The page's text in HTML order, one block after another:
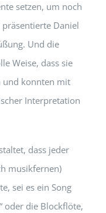
setzen, um noch
präsentierte Daniel
Und die
Weise, dass sie
und konnten mit
Interpretation
dass jeder
musikfernen)
sei es ein Song
oder die Blockflöte,